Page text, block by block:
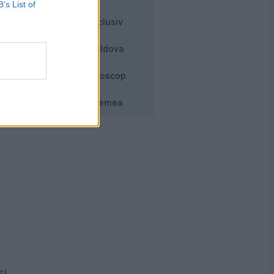
List of
Exclusiv
Moldova
Horoscop
Vremea